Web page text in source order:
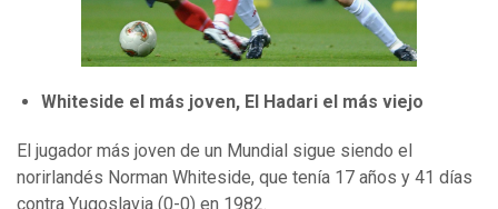
Whiteside el más joven, El Hadari el más viejo
El jugador más joven de un Mundial sigue siendo el
norirlandés Norman Whiteside, que tenía 17 años y 41 días
contra Yugoslavia (0-0) en 1982.